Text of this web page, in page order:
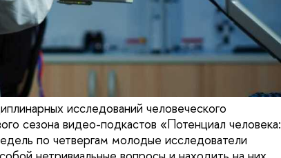
исследований человеческого
сезона видео-подкастов «Потенциал человека:
по четвергам молодые исследователи